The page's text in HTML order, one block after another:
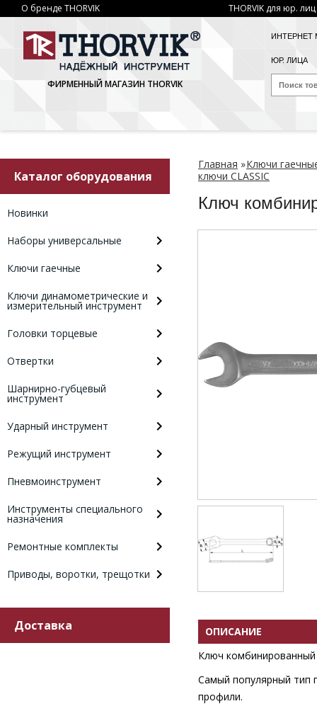
О бренде THORVIK THORVIK для юр. лиц
ФИРМЕННЫЙ МАГАЗИН THORVIK
ИНТЕРНЕТ
ЮР. ЛИЦА
Каталог оборудования
Новинки
Наборы универсальные
Ключи гаечные
Ключи динамометрические и
измерительный инструмент
Головки торцевые
Отвертки
Шарнирно-губцевый
инструмент
Ударный инструмент
Режущий инструмент
Пневмоинструмент
Инструменты специального
назначения
Ремонтные комплекты
Приводы, воротки, трещотки
Доставка
Главная »Ключи
ключи CLASSIC
Ключ
ОПИСАНИЕ
Ключ комбинированный
Самый популярный тип
профили.